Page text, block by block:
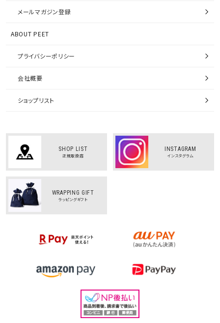
メールマガジン登録
ABOUT PEET
プライバシーポリシー
会社概要
ショップリスト
SHOP LIST
正規取扱店
INSTAGRAM
インスタグラム
WRAPPING GIFT
ラッピングギフト